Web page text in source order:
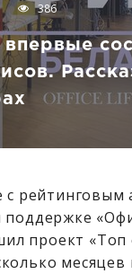
386
рейтинговым
поддержке
проект «Топ